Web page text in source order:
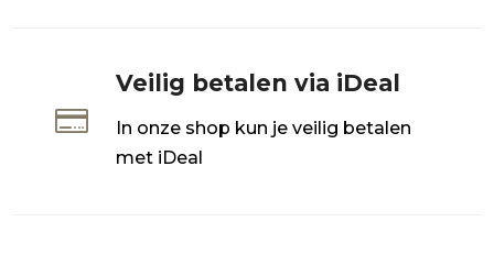

Veilig betalen via iDeal
In onze shop kun je veilig betalen
met iDeal